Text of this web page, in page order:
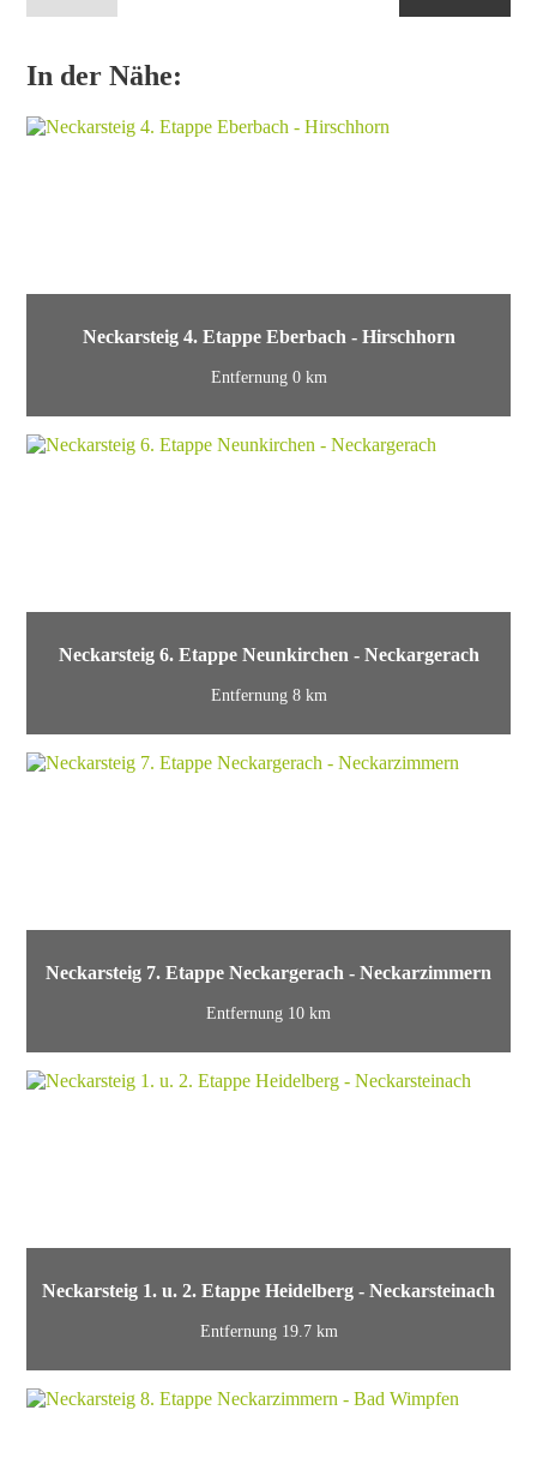
In der Nähe:
Neckarsteig 4. Etappe Eberbach - Hirschhorn
Entfernung 0 km
Neckarsteig 6. Etappe Neunkirchen - Neckargerach
Entfernung 8 km
Neckarsteig 7. Etappe Neckargerach - Neckarzimmern
Entfernung 10 km
Neckarsteig 1. u. 2. Etappe Heidelberg - Neckarsteinach
Entfernung 19.7 km